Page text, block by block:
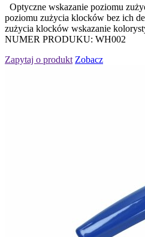
Optyczne wskazanie poziomu
poziomu zużycia klocków bez ich
zużycia klocków wskazanie
NUMER PRODUKU: WH002
Zapytaj o produkt Zobacz